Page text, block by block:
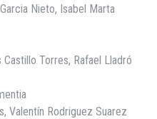
Nieto, Isabel Marta
Torres, Rafael Lladró
Valentín Rodriguez Suarez